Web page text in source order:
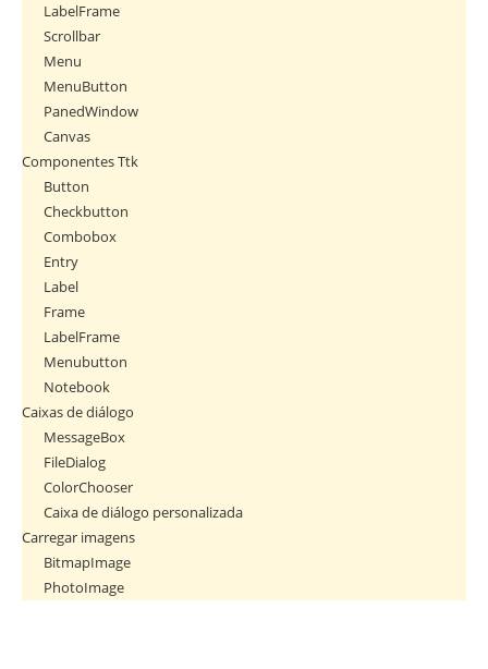
LabelFrame
Scrollbar
Menu
MenuButton
PanedWindow
Canvas
Componentes Ttk
Button
Checkbutton
Combobox
Entry
Label
Frame
LabelFrame
Menubutton
Notebook
Caixas de diálogo
MessageBox
FileDialog
ColorChooser
Caixa de diálogo personalizada
Carregar imagens
BitmapImage
PhotoImage